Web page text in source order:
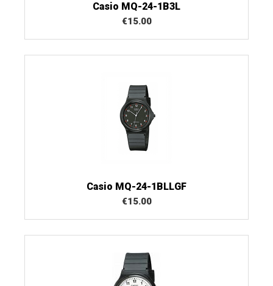
Casio MQ-24-1B3L
€15.00
Casio MQ-24-1BLLGF
€15.00